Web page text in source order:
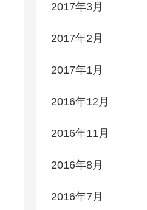
2017年3月
2017年2月
2017年1月
2016年12月
2016年11月
2016年8月
2016年7月